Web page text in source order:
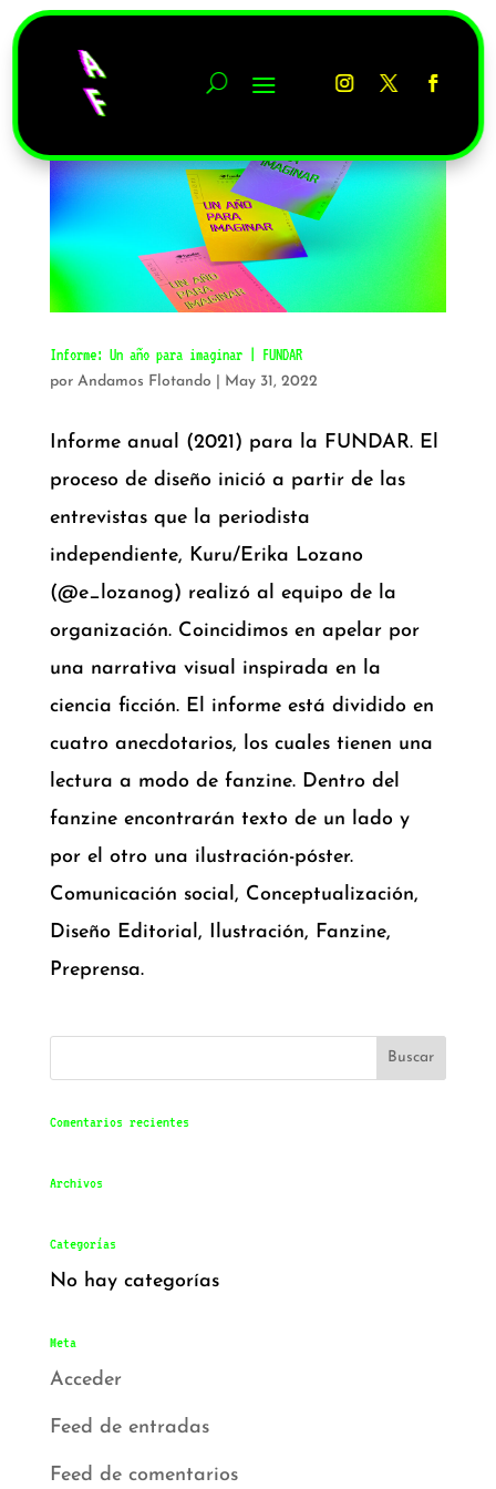
Informe: Un año para imaginar | FUNDAR
por Andamos Flotando May 31, 2022
Informe anual (2021) para la FUNDAR. El
proceso de diseño inició a partir de las
entrevistas que la periodista
independiente, Kuru/Erika Lozano
(@e_lozanog) realizó al equipo de la
organización. Coincidimos en apelar por
una narrativa visual inspirada en la
ciencia ficción. El informe está dividido en
cuatro anecdotarios, los cuales tienen una
lectura a modo de fanzine. Dentro del
fanzine encontrarán texto de un lado y
por el otro una ilustración-póster.
Comunicación social, Conceptualización,
Diseño Editorial, Ilustración, Fanzine,
Preprensa.
Comentarios recientes
Archivos
Categorías
No hay categorías
Meta
Acceder
Feed de entradas
Feed de comentarios